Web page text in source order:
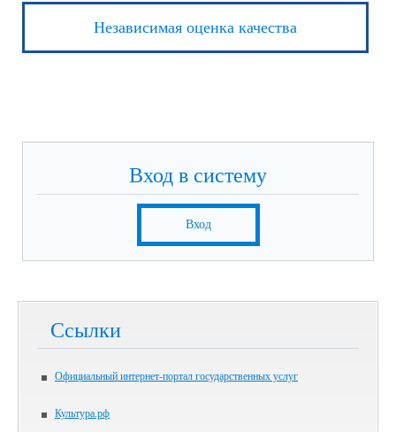
Независимая оценка качества
Вход в систему
Вход
Ссылки
Официальный интернет-портал государственных услуг
Культура.рф